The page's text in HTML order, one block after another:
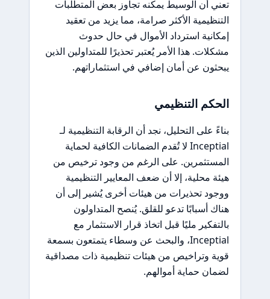
تعني أن الوسيط يمكنه تجاوز بعض المتطلبات
التنظيمية الأكثر صرامة، مما يزيد من تعقيد
إمكانية استرداد الأموال في حال حدوث
مشكلات. هذا الأمر يُعتبر تحذيرًا للمتداولين الذين
يبحثون عن أمان إضافي في استثماراتهم.
الحكم التنظيمي
بناءً على التحليل، نجد أن الرقابة التنظيمية لـ
Inceptial لا تُقدم الضمانات الكافية لحماية
المستثمرين. على الرغم من وجود ترخيص من
هيئة محلية، إلا أن ضعف المعايير التنظيمية
ووجود تحذيرات من هيئات أخرى يُشير إلى أن
هناك أسبابًا تدعو للقلق. يُنصح المتداولون
بالتفكير مليًا قبل اتخاذ قرار الاستثمار مع
Inceptial، والبحث عن وسطاء يتمتعون بسمعة
قوية وتراخيص من هيئات تنظيمية ذات مصداقية
لضمان حماية أموالهم.